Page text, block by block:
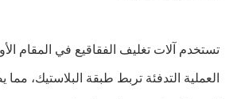
العملية التدفئة تربط طبقة البلاستيك،